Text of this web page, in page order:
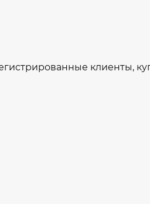
клиенты,